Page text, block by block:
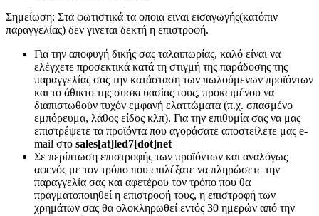
Σημείωση: Στα φωτιστικά τα οποια ειναι εισαγωγής(κατόπιν
παραγγελίας) δεν γινεται δεκτή η επιστροφή.
Για την αποφυγή δικής σας ταλαιπωρίας, καλό είναι να
ελέγχετε προσεκτικά κατά τη στιγμή της παράδοσης της
παραγγελίας σας την κατάσταση των πωλούμενων προϊόντων
και το άθικτο της συσκευασίας τους, προκειμένου να
διαπιστωθούν τυχόν εμφανή ελαττώματα (π.χ. σπασμένο
εμπόρευμα, λάθος είδος κλπ). Για την επιθυμία σας να μας
επιστρέψετε τα προϊόντα που αγοράσατε αποστείλετε μας e-
mail στο sales[at]led7[dot]net
Σε περίπτωση επιστροφής των προϊόντων και αναλόγως
αφενός με τον τρόπο που επιλέξατε να πληρώσετε την
παραγγελία σας και αφετέρου τον τρόπο που θα
πραγματοποιηθεί η επιστροφή τους, η επιστροφή των
χρημάτων σας θα ολοκληρωθεί εντός 30 ημερών από την